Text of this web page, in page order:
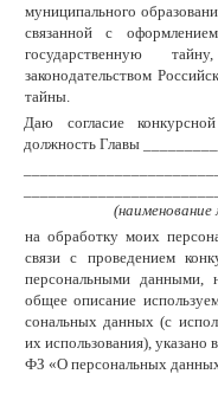
муниципального
связанной с
государственную
законодательством
тайны.
Даю согласие
должность Главы
(наименование
на обработку моих
связи с проведением
персональными данными,
общее описание
сональных данных (с
их ис­пользования),
ФЗ «О пер­сональных